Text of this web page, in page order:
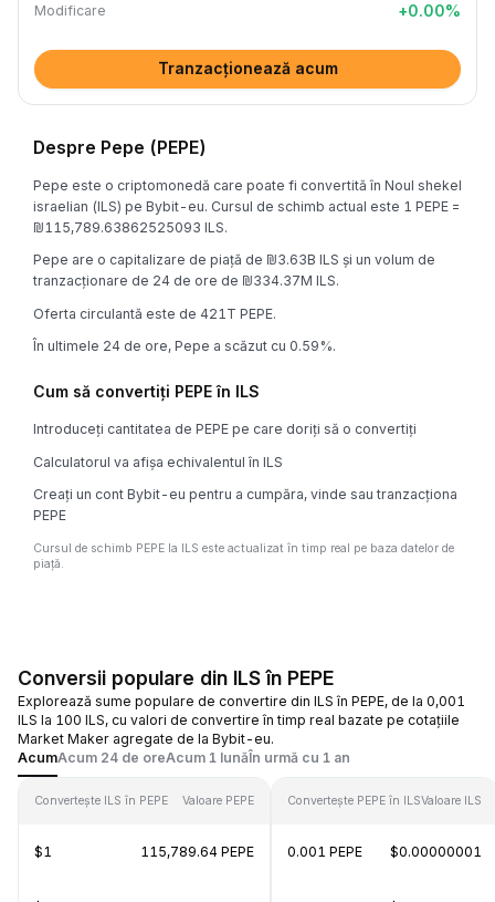
Modificare +0.00%
Tranzacționează acum
Despre Pepe (PEPE)
Pepe este o criptomonedă care poate fi convertită în Noul shekel
israelian (ILS) pe Bybit-eu. Cursul de schimb actual este 1 PEPE =
₪115,789.63862525093 ILS.
Pepe are o capitalizare de piață de ₪3.63B ILS și un volum de
tranzacționare de 24 de ore de ₪334.37M ILS.
Oferta circulantă este de 421T PEPE.
În ultimele 24 de ore, Pepe a scăzut cu 0.59%.
Cum să convertiți PEPE în ILS
Introduceți cantitatea de PEPE pe care doriți să o convertiți
Calculatorul va afișa echivalentul în ILS
Creați un cont Bybit-eu pentru a cumpăra, vinde sau tranzacționa
PEPE
Cursul de schimb PEPE la ILS este actualizat în timp real pe baza datelor de
piață.
Conversii populare din ILS în PEPE
Explorează sume populare de convertire din ILS în PEPE, de la 0,001
ILS la 100 ILS, cu valori de convertire în timp real bazate pe cotațiile
Market Maker agregate de la Bybit-eu.
AcumAcum 24 de oreAcum 1 lunăÎn urmă cu 1 an
Convertește ILS în PEPE Valoare PEPE
$1 115,789.64 PEPE
Convertește PEPE în ILSValoare ILS
0.001 PEPE $0.00000001